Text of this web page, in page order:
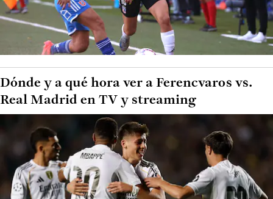
Dónde y a qué hora ver a Ferencvaros vs.
Real Madrid en TV y streaming